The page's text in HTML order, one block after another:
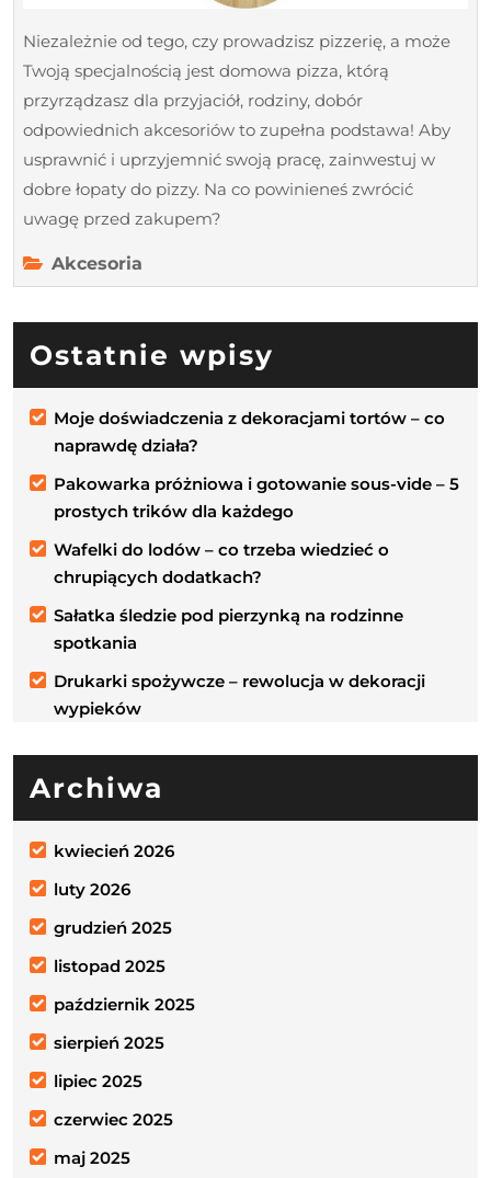
Niezależnie od tego, czy prowadzisz pizzerię, a może
Twoją specjalnością jest domowa pizza, którą
przyrządzasz dla przyjaciół, rodziny, dobór
odpowiednich akcesoriów to zupełna podstawa! Aby
usprawnić i uprzyjemnić swoją pracę, zainwestuj w
dobre łopaty do pizzy. Na co powinieneś zwrócić
uwagę przed zakupem?
Akcesoria
Ostatnie wpisy
Moje doświadczenia z dekoracjami tortów – co
naprawdę działa?
Pakowarka próżniowa i gotowanie sous-vide – 5
prostych trików dla każdego
Wafelki do lodów – co trzeba wiedzieć o
chrupiących dodatkach?
Sałatka śledzie pod pierzynką na rodzinne
spotkania
Drukarki spożywcze – rewolucja w dekoracji
wypieków
Archiwa
kwiecień 2026
luty 2026
grudzień 2025
listopad 2025
październik 2025
sierpień 2025
lipiec 2025
czerwiec 2025
maj 2025